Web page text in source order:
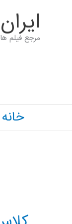
مرجع فیلم
خانه